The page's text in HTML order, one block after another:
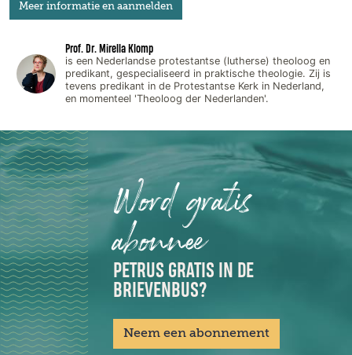
Meer informatie en aanmelden
Prof. Dr. Mirella Klomp
is een Nederlandse protestantse (lutherse) theoloog en
predikant, gespecialiseerd in praktische theologie. Zij is
tevens predikant in de Protestantse Kerk in Nederland,
en momenteel 'Theoloog der Nederlanden'.
Word gratis
abonnee
PETRUS GRATIS IN DE
BRIEVENBUS?
Neem een abonnement